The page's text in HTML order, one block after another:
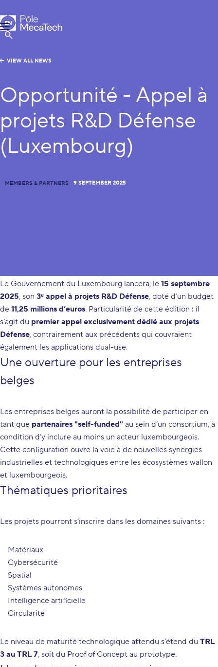
MecaTech
Menu
Show Search
EN
FR
VIEW ALL NEWS
Opportunité - Appel à
projets R&D Défense
(Luxembourg)
MEMBERS & PARTNERS 9 SEPTEMBER 2025
Le Gouvernement du Luxembourg lancera, le 15 septembre
2025, son 3ᵉ appel à projets R&D Défense, doté d’un budget
de 11,25 millions d’euros. Particularité de cette édition : il
s’agit du premier appel exclusivement dédié aux projets
Défense, contrairement aux précédents qui couvraient
également les applications dual-use.
Une ouverture pour les entreprises
belges
Les entreprises belges auront la possibilité de participer en
tant que partenaires "self-funded" au sein d’un consortium, à
condition d’y inclure au moins un acteur luxembourgeois.
Cette configuration ouvre la voie à de nouvelles synergies
industrielles et technologiques entre les écosystèmes wallon
et luxembourgeois.
Thématiques prioritaires
Les projets pourront s’inscrire dans les domaines suivants :
Matériaux
Cybersécurité
Spatial
Systèmes autonomes
Intelligence artificielle
Circularité
Le niveau de maturité technologique attendu s’étend du TRL
3 au TRL 7, soit du Proof of Concept au prototype.